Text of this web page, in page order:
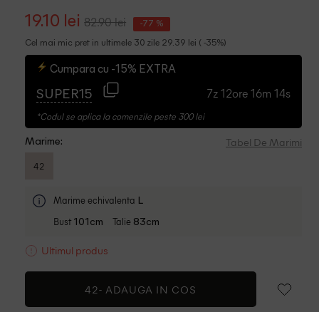
19.10 lei 82.90 lei -77 %
Cel mai mic pret in ultimele 30 zile 29.39 lei ( -35%)
Cumpara cu -15% EXTRA
SUPER15 7z 12ore 16m 13s
*Codul se aplica la comenzile peste 300 lei
Marime: Tabel De Marimi
42
Marime echivalenta L
Bust 101cm Talie 83cm
Ultimul produs
42- ADAUGA IN COS